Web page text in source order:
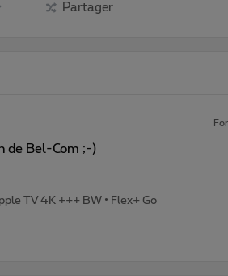
Partager
de Bel-Com ;-)
TV 4K +++ BW • Flex+ Go